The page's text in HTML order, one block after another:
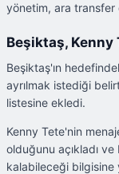
yönetim, ara
Beşiktaş, Kenny
Beşiktaş'ın
ayrılmak istediği
listesine ekledi.
Kenny Tete'nin
olduğunu açıkladı
kalabileceği bilgisine